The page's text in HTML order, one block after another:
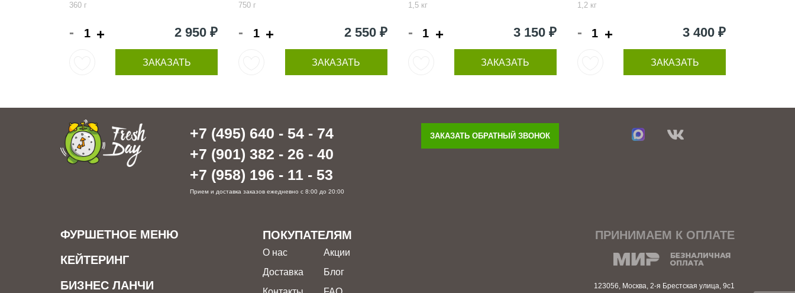
360 г
- + 2 950 ₽
ЗАКАЗАТЬ
750 г
- + 2 550 ₽
ЗАКАЗАТЬ
1,5 кг
- + 3 150 ₽
ЗАКАЗАТЬ
1,2 кг
- + 3 400 ₽
ЗАКАЗАТЬ
+7 (495) 640 - 54 - 74
+7 (901) 382 - 26 - 40
+7 (958) 196 - 11 - 53
Прием и доставка заказов ежедневно с 8:00 до 20:00
ЗАКАЗАТЬ ОБРАТНЫЙ ЗВОНОК
ФУРШЕТНОЕ МЕНЮ
КЕЙТЕРИНГ
БИЗНЕС ЛАНЧИ
ПОКУПАТЕЛЯМ
О нас
Доставка
Акции
Блог
ПРИНИМАЕМ К ОПЛАТЕ
123056, Москва, 2-я Брестская улица, 9с1